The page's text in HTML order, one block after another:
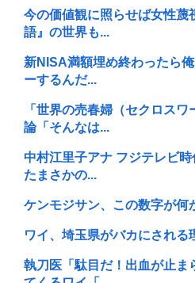
今の価値観に照らせば女性
語』の世界も...
新NISA満額埋め終わったら
ーするんだ...
「世界の売春婦（セクロス
論「そんなは...
中村江里子アナ フジテレビ
たまさかの...
ケンモジサン、この数字が何
ワイ、埼玉県がバカにされる
執刀医「駄目だ！出血が止ま